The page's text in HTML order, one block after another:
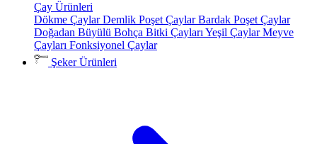
Çay Ürünleri
Dökme ÇaylarDemlik Poşet ÇaylarBardak Poşet Çaylar
Doğadan Büyülü Bohça Bitki Çayları Yeşil ÇaylarMeyve
Çayları Fonksiyonel Çaylar
Şeker Ürünleri